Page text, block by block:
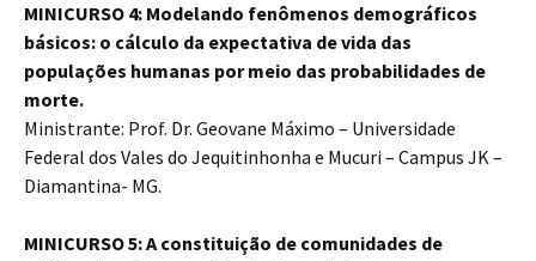
MINICURSO 4: Modelando fenômenos demográficos
básicos: o cálculo da expectativa de vida das
populações humanas por meio das probabilidades de
morte.
Ministrante: Prof. Dr. Geovane Máximo – Universidade
Federal dos Vales do Jequitinhonha e Mucuri – Campus JK –
Diamantina- MG.
MINICURSO 5: A constituição de comunidades de